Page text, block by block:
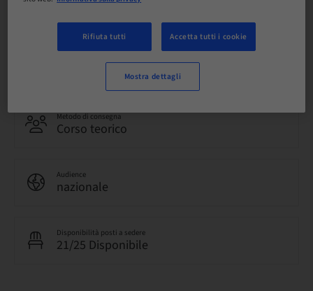
Metodo di consegna
Corso teorico
Audience
nazionale
Disponibilità posti a sedere
21/25 Disponibile
Rifiuta tutti Accetta tutti i cookie
Mostra dettagli